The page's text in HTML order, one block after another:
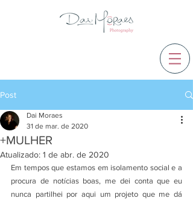
Post
+MULHER
Dai Moraes
31 de mar. de 2020
Atualizado: 1 de abr. de 2020
Em tempos que estamos em isolamento social e a
procura de notícias boas, me dei conta que eu
nunca partilhei por aqui um projeto que me dá